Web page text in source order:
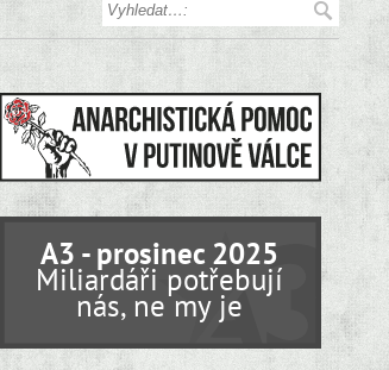
A3 - prosinec 2025
Miliardáři potřebují
nás, ne my je